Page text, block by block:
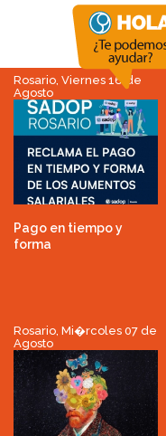
Rosario, Viernes 16 de
Agosto
Pago en tiempo y
forma
Rosario, Mi�rcoles 07 de
Agosto